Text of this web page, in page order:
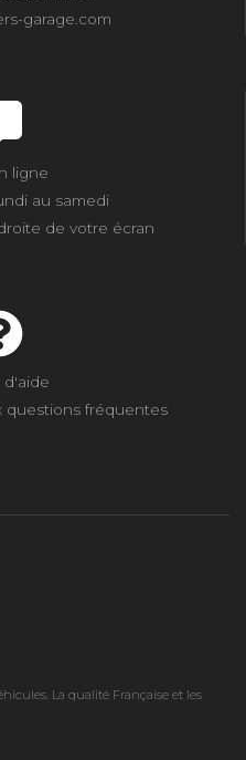
garage.com
ligne
au samedi
de votre écran
d'aide
questions fréquentes
La qualité Française et les